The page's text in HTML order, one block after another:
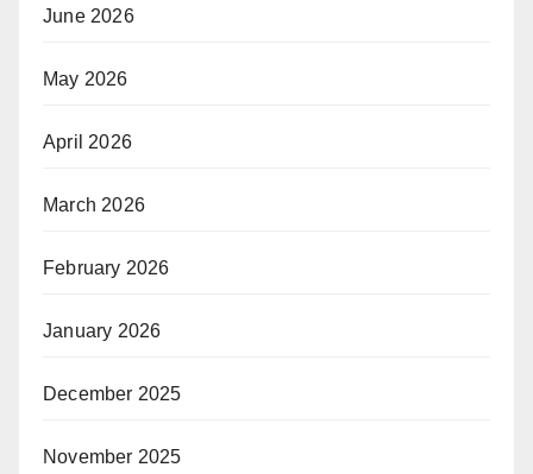
June 2026
May 2026
April 2026
March 2026
February 2026
January 2026
December 2025
November 2025